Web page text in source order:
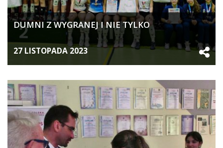
DUMNI Z WYGRANEJ I NIE TYLKO
27 LISTOPADA 2023